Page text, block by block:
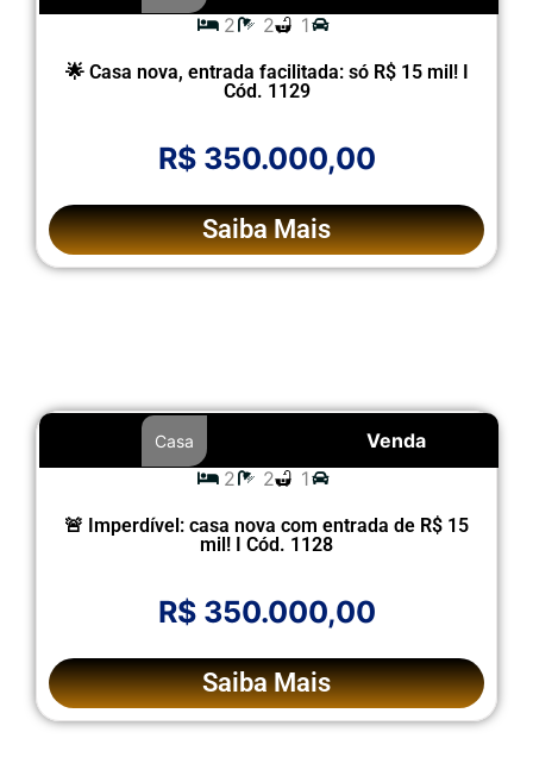
2 2 1
🌟 Casa nova, entrada facilitada: só R$ 15 mil! I
Cód. 1129
R$ 350.000,00
Saiba Mais
Venda
Casa
2 2 1
🚨 Imperdível: casa nova com entrada de R$ 15
mil! I Cód. 1128
R$ 350.000,00
Saiba Mais